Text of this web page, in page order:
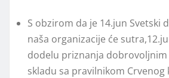
S obzirom da je 14.jun Svetski
naša organizacije će
dodelu priznanja dobrovoljnim
skladu sa pravilnikom Crvenog